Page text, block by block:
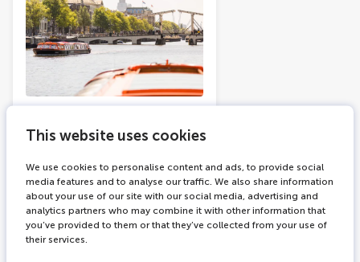
This website uses cookies
We use cookies to personalise content and ads, to provide social
media features and to analyse our traffic. We also share information
about your use of our site with our social media, advertising and
analytics partners who may combine it with other information that
you’ve provided to them or that they’ve collected from your use of
their services.
Hoe Kies je de Beste
Rondvaart in Amsterdam?
Te doen Seizoenen